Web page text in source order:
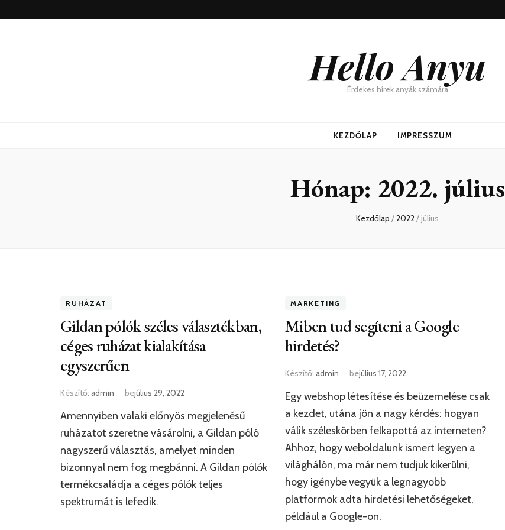
Hello Anyu
Érdekes hírek anyák számára
KEZDŐLAP IMPRESSZUM
Hónap: 2022. július
Kezdőlap /2022/ július
RUHÁZAT
Gildan pólók széles választékban,
céges ruházat kialakítása
egyszerűen
Készítő: admin bejúlius 29, 2022
Amennyiben valaki előnyös megjelenésű
ruházatot szeretne vásárolni, a Gildan póló
nagyszerű választás, amelyet minden
bizonnyal nem fog megbánni. A Gildan pólók
termékcsaládja a céges pólók teljes
spektrumát is lefedik.
MARKETING
Miben tud segíteni a Google
hirdetés?
Készítő: admin bejúlius 17, 2022
Egy webshop létesítése és beüzemelése csak
a kezdet, utána jön a nagy kérdés: hogyan
válik széleskörben felkapottá az interneten?
Ahhoz, hogy weboldalunk ismert legyen a
világhálón, ma már nem tudjuk kikerülni,
hogy igénybe vegyük a legnagyobb
platformok adta hirdetési lehetőségeket,
például a Google-on.